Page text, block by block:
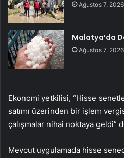
Ağustos 7, 2026
Malatya’da
Ağustos 7, 2026
Ekonomi yetkilisi, “Hisse
satımı üzerinden bir işlem
çalışmalar nihai noktaya geldi”
Mevcut uygulamada hisse